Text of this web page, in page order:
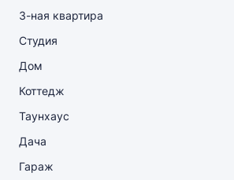
3-ная квартира
Студия
Дом
Коттедж
Таунхаус
Дача
Гараж